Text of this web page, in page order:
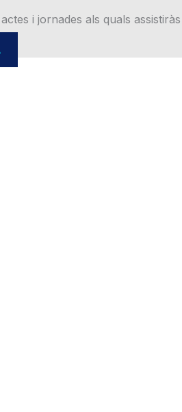
i jornades als quals assistiràs